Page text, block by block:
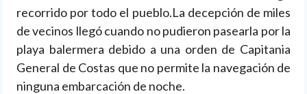
recorrido por todo el pueblo.La decepción de miles
de vecinos llegó cuando no pudieron pasearla por la
playa balermera debido a una orden de Capitania
General de Costas que no permite la navegación de
ninguna embarcación de noche.